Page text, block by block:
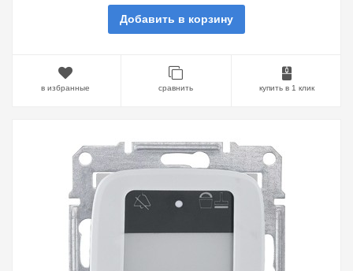
Добавить в корзину
в избранные сравнить купить в 1 клик